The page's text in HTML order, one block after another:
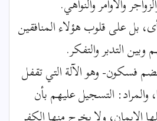
بل على قلوب هؤلاء المنافقين
وبين التدبر والتفكر.
فسكون- وهو الآلة التي تقفل
والمراد: التسجيل عليهم بأن